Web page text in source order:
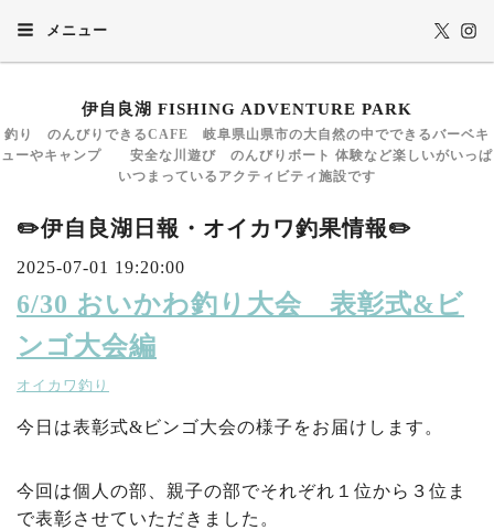
メニュー
伊自良湖 FISHING ADVENTURE PARK
釣り のんびりできるCAFE 岐阜県山県市の大自然の中でできるバーベキ
ューやキャンプ 安全な川遊び のんびりボート 体験など楽しいがいっぱ
いつまっているアクティビティ施設です
✏️伊自良湖日報・オイカワ釣果情報✏️
2025-07-01 19:20:00
6/30 おいかわ釣り大会 表彰式&ビ
ンゴ大会編
オイカワ釣り
今日は表彰式&ビンゴ大会の様子をお届けします。
今回は個人の部、親子の部でそれぞれ１位から３位ま
で表彰させていただきました。